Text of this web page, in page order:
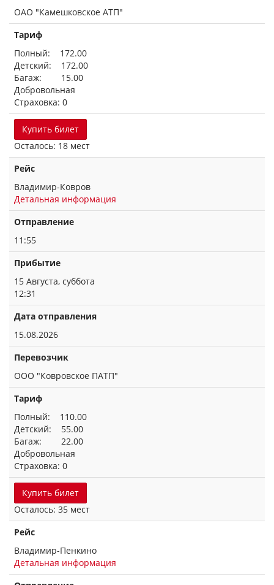
ОАО "Камешковское АТП"
Тариф
Полный: 172.00
Детский: 172.00
Багаж: 15.00
Добровольная
Страховка: 0
Купить билет
Осталось: 18 мест
Рейс
Владимир-Ковров
Детальная информация
Отправление
11:55
Прибытие
15 Августа, суббота
12:31
Дата отправления
15.08.2026
Перевозчик
ООО "Ковровское ПАТП"
Тариф
Полный: 110.00
Детский: 55.00
Багаж: 22.00
Добровольная
Страховка: 0
Купить билет
Осталось: 35 мест
Рейс
Владимир-Пенкино
Детальная информация